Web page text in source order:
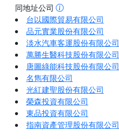
同地址公司
台以國際貿易有限公司
品元實業股份有限公司
淡水汽車客運股份有限公司
萬勝生醫科技股份有限公司
唐圖綠能科技股份有限公司
名雋有限公司
光紅建聖股份有限公司
榮森投資有限公司
東品投資有限公司
指南資產管理股份有限公司